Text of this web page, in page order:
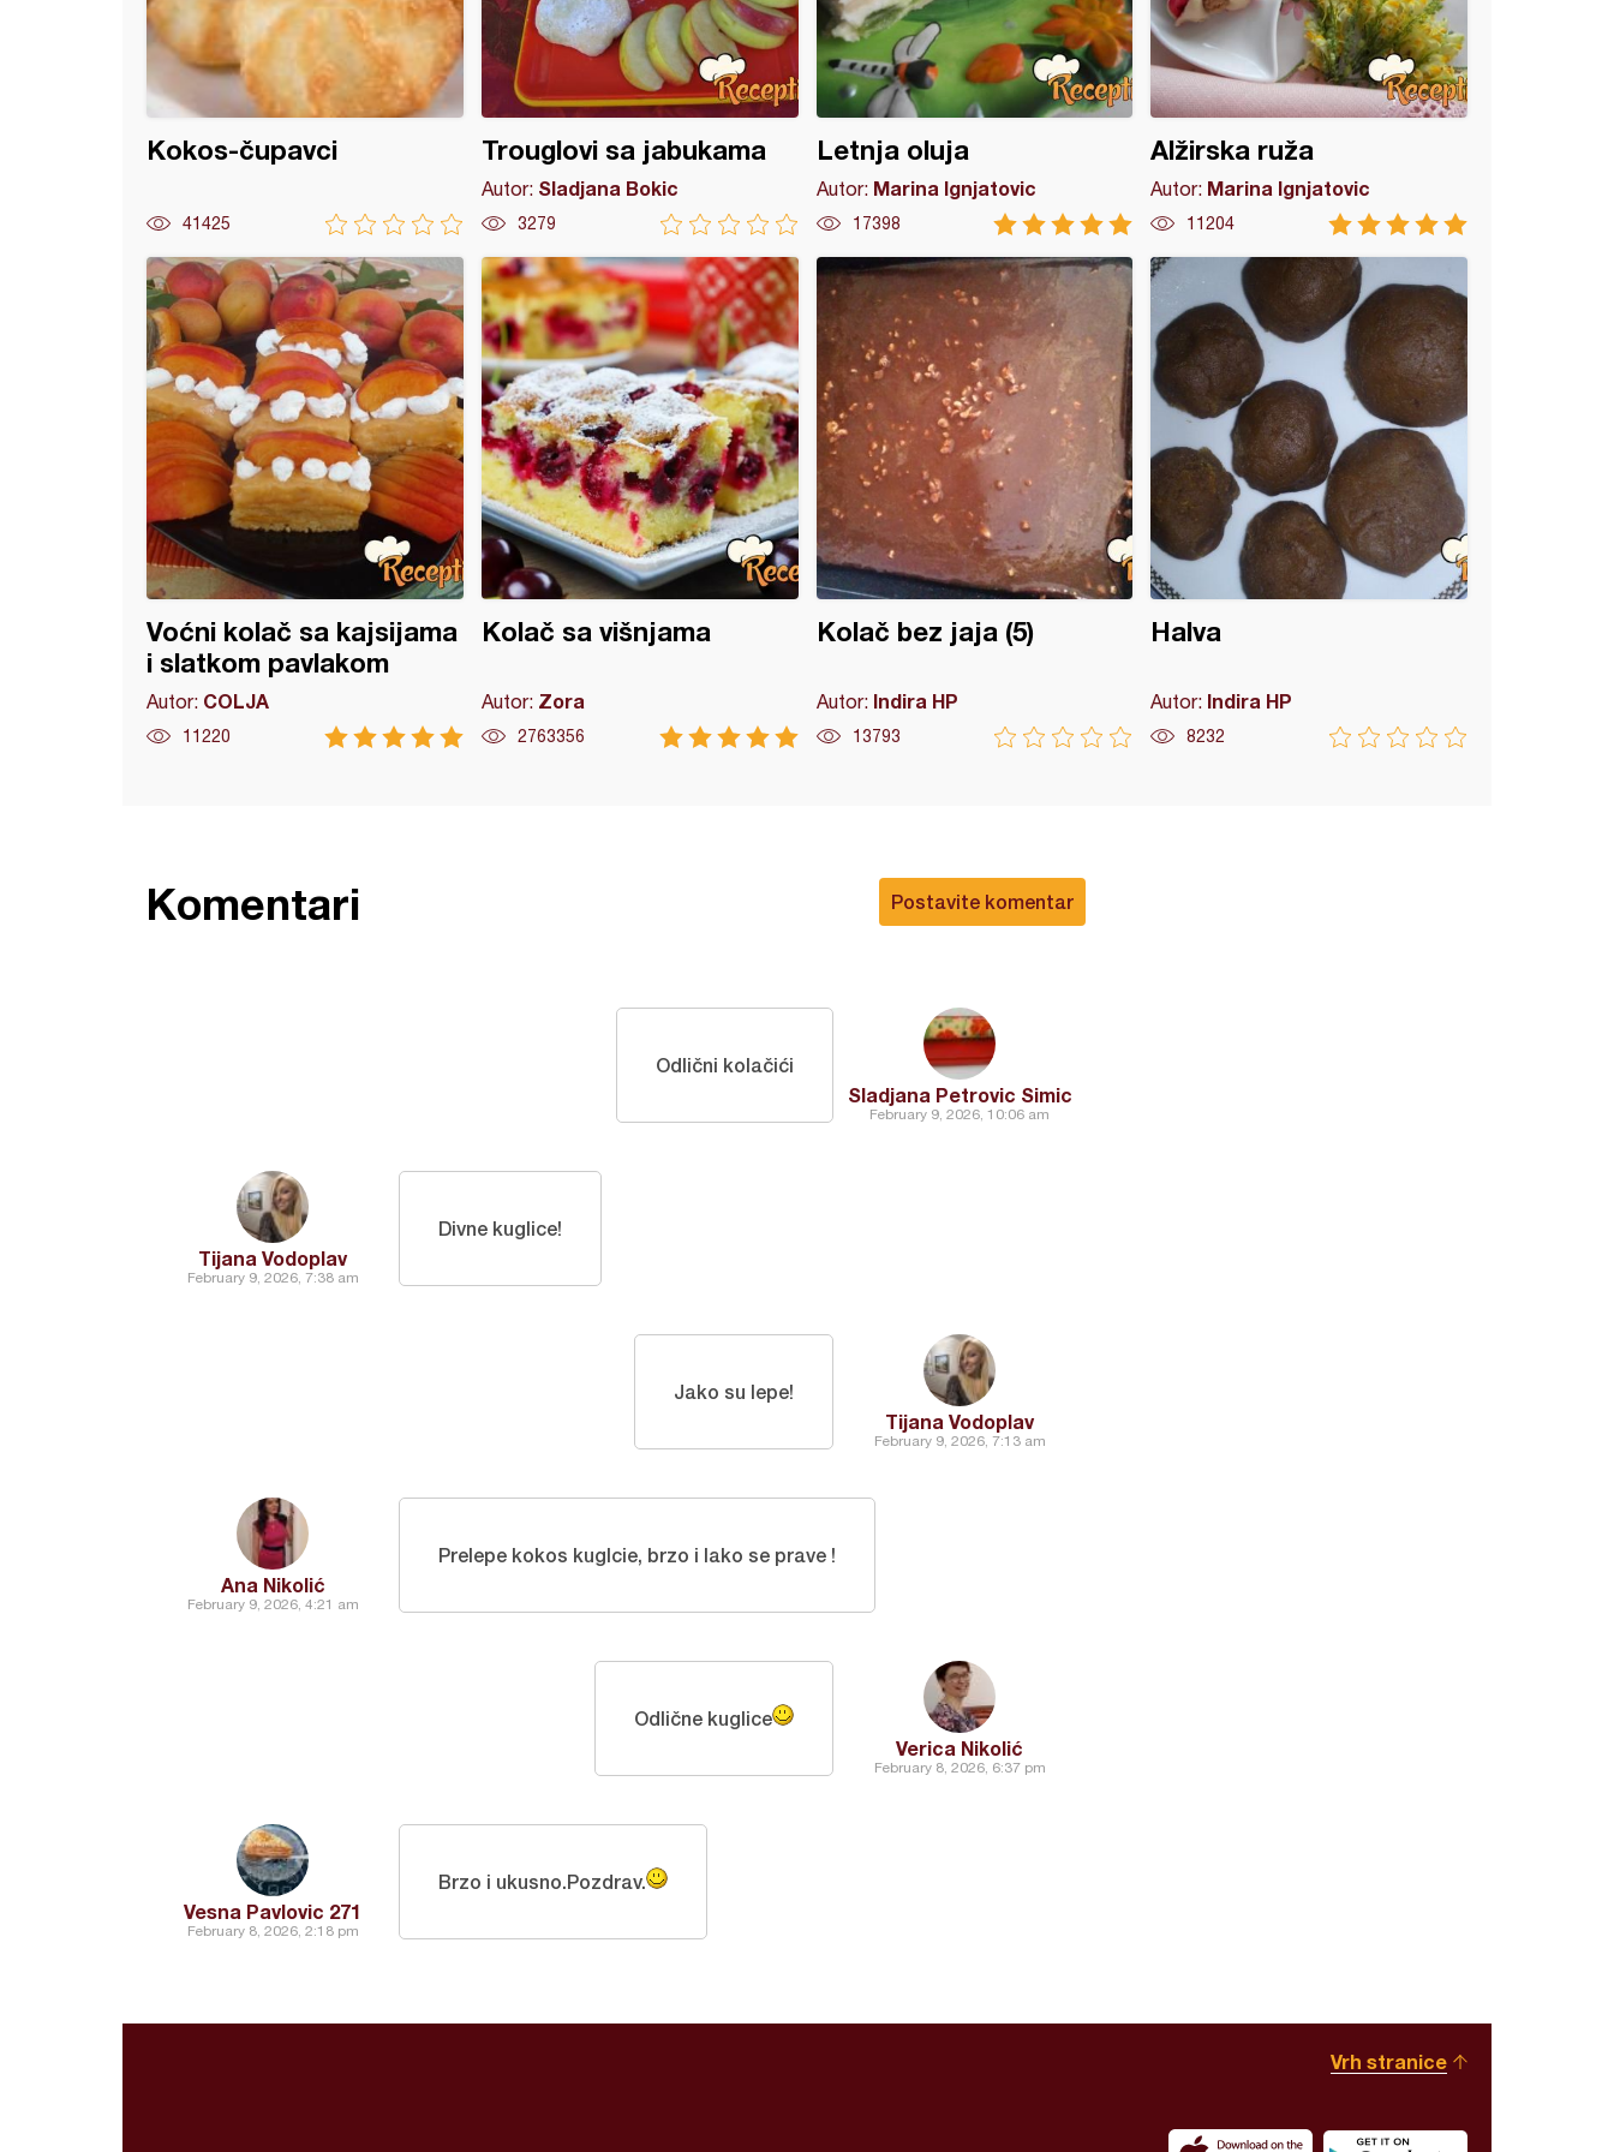
Kokos-čupavci
41425
Trouglovi sa jabukama
Autor: Sladjana Bokic
3279
Letnja oluja
Autor: Marina Ignjatovic
17398
Alžirska ruža
Autor: Marina Ignjatovic
11204
Voćni kolač sa kajsijama
i slatkom pavlakom
Autor: COLJA
11220
Kolač sa višnjama
Autor: Zora
2763356
Kolač bez jaja (5)
Autor: Indira HP
13793
Halva
Autor: Indira HP
8232
Postavite komentar
Komentari
Sladjana Petrovic Simic
February 9, 2026, 10:06 am
Odlični kolačići
Tijana Vodoplav
February 9, 2026, 7:38 am
Divne kuglice!
Tijana Vodoplav
February 9, 2026, 7:13 am
Jako su lepe!
Ana Nikolić
February 9, 2026, 4:21 am
Prelepe kokos kuglcie, brzo i lako se prave !
Verica Nikolić
February 8, 2026, 6:37 pm
Odlične kuglice
Vesna Pavlovic 271
February 8, 2026, 2:18 pm
Brzo i ukusno.Pozdrav.
Vrh stranice